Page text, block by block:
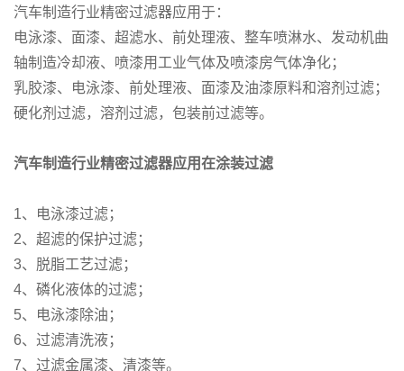
汽车制造行业精密过滤器应用于：
电泳漆、面漆、超滤水、前处理液、整车喷淋水、发动机曲
轴制造冷却液、喷漆用工业气体及喷漆房气体净化；
乳胶漆、电泳漆、前处理液、面漆及油漆原料和溶剂过滤；
硬化剂过滤，溶剂过滤，包装前过滤等。
汽车制造行业精密过滤器应用在涂装过滤
1、电泳漆过滤；
2、超滤的保护过滤；
3、脱脂工艺过滤；
4、磷化液体的过滤；
5、电泳漆除油；
6、过滤清洗液；
7、过滤金属漆、清漆等。